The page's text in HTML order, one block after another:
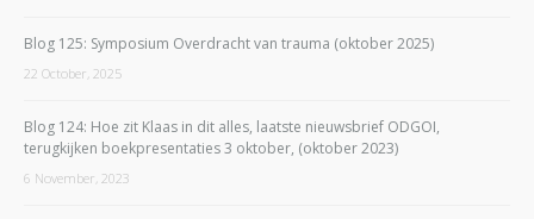
Blog 125: Symposium Overdracht van trauma (oktober 2025)
22 October, 2025
Blog 124: Hoe zit Klaas in dit alles, laatste nieuwsbrief ODGOI,
terugkijken boekpresentaties 3 oktober, (oktober 2023)
6 November, 2023